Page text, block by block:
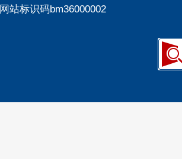
网站标识码bm36000002